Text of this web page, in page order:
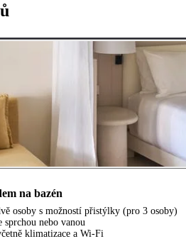
na bazén
osoby s možností přistýlky (pro 3 osoby)
sprchou nebo vanou
klimatizace a Wi-Fi